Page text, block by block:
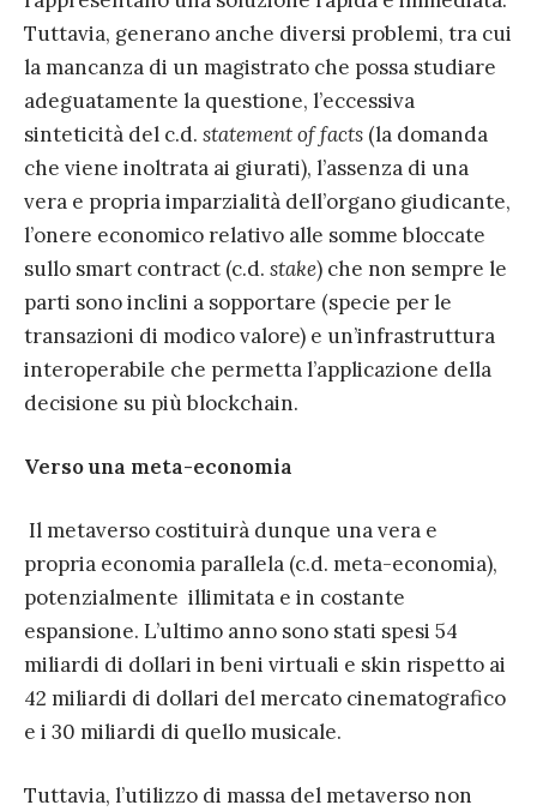
Tuttavia, generano anche diversi problemi, tra cui
la mancanza di un magistrato che possa studiare
adeguatamente la questione, l’eccessiva
sinteticità del c.d. statement of facts (la domanda
che viene inoltrata ai giurati), l’assenza di una
vera e propria imparzialità dell’organo giudicante,
l’onere economico relativo alle somme bloccate
sullo smart contract (c.d. stake) che non sempre le
parti sono inclini a sopportare (specie per le
transazioni di modico valore) e un’infrastruttura
interoperabile che permetta l’applicazione della
decisione su più blockchain.
Verso una meta-economia
Il metaverso costituirà dunque una vera e
propria economia parallela (c.d. meta-economia),
potenzialmente illimitata e in costante
espansione. L’ultimo anno sono stati spesi 54
miliardi di dollari in beni virtuali e skin rispetto ai
42 miliardi di dollari del mercato cinematografico
e i 30 miliardi di quello musicale.
Tuttavia, l’utilizzo di massa del metaverso non